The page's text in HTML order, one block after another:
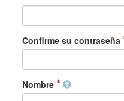
Confirme su contraseña
Nombre